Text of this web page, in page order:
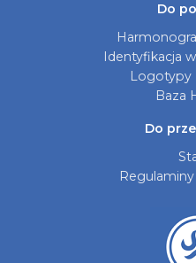
Do
Identyfikacja
Logotypy
Baza
Do